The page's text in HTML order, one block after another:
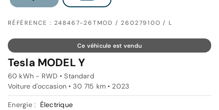
RÉFÉRENCE : 248467-26TMOD / 26027910O / L
Ce véhicule est vendu
Tesla MODEL Y
60 kWh - RWD • Standard
Voiture d'occasion • 30 715 km • 2023
Energie :
Électrique